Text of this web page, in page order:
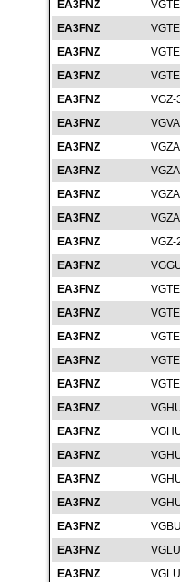
EA3FNZ
EA3FNZ
EA3FNZ
EA3FNZ
EA3FNZ
VGZ-
EA3FNZ
EA3FNZ
EA3FNZ
EA3FNZ
EA3FNZ
EA3FNZ
VGZ-
EA3FNZ
EA3FNZ
EA3FNZ
EA3FNZ
EA3FNZ
EA3FNZ
EA3FNZ
EA3FNZ
EA3FNZ
EA3FNZ
EA3FNZ
EA3FNZ
EA3FNZ
EA3FNZ